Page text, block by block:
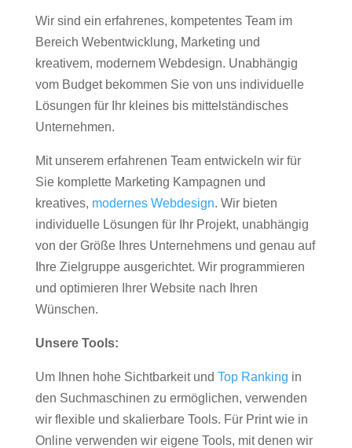
Wir sind ein erfahrenes, kompetentes Team im
Bereich Webentwicklung, Marketing und
kreativem, modernem Webdesign. Unabhängig
vom Budget bekommen Sie von uns individuelle
Lösungen für Ihr kleines bis mittelständisches
Unternehmen.
Mit unserem erfahrenen Team entwickeln wir für
Sie komplette Marketing Kampagnen und
kreatives, modernes Webdesign. Wir bieten
individuelle Lösungen für Ihr Projekt, unabhängig
von der Größe Ihres Unternehmens und genau auf
Ihre Zielgruppe ausgerichtet. Wir programmieren
und optimieren Ihrer Website nach Ihren
Wünschen.
Unsere Tools:
Um Ihnen hohe Sichtbarkeit und Top Ranking in
den Suchmaschinen zu ermöglichen, verwenden
wir flexible und skalierbare Tools. Für Print wie in
Online verwenden wir eigene Tools, mit denen wir